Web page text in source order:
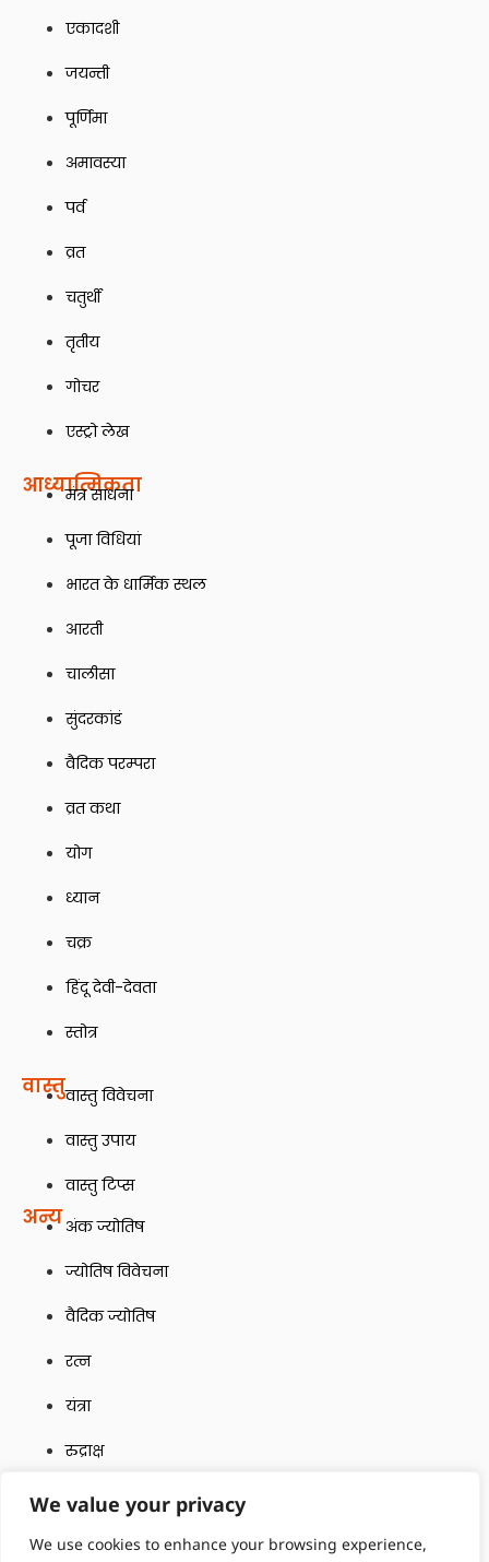
We value your privacy
We use cookies to enhance your browsing experience,
एकादशी
जयन्ती
पूर्णिमा
अमावस्या
पर्व
व्रत
चतुर्थी
तृतीय
गोचर
एस्ट्रो लेख
आध्यात्मिकता
मंत्र साधना
पूजा विधियां
भारत के धार्मिक स्थल
आरती
चालीसा
सुंदरकांडं
वैदिक परम्परा
व्रत कथा
योग
ध्यान
चक्र
हिंदू देवी-देवता
स्तोत्र
वास्तुवास्तु विवेचना
वास्तु उपाय
वास्तु टिप्स
अन्य अंक ज्योतिष
ज्योतिष विवेचना
वैदिक ज्योतिष
रत्न
यंत्रा
रुद्राक्ष
Quick Links
Terms and Conditions